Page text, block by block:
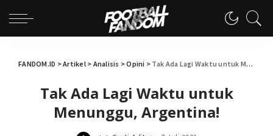
FANDOM.ID >Artikel> Analisis >Opini > Tak Ada Lagi Waktu untuk Menunggu, Argentina!
Tak Ada Lagi Waktu untuk
Menunggu, Argentina!